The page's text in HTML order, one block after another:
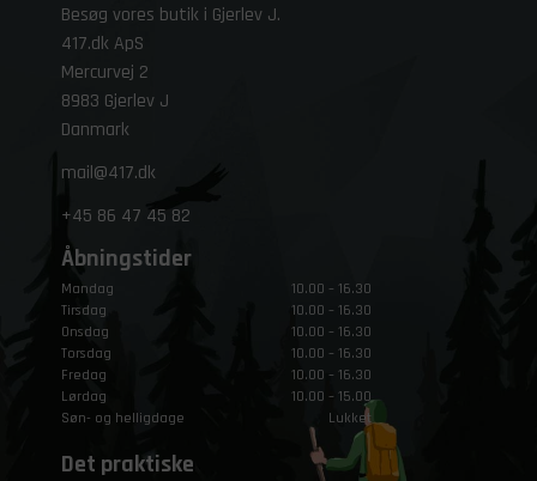
Besøg vores butik i Gjerlev J.
417.dk ApS
Mercurvej 2
8983 Gjerlev J
Danmark
mail@417.dk
+45 86 47 45 82
Åbningstider
Mandag
10.00 – 16.30
Tirsdag
10.00 – 16.30
Onsdag
10.00 – 16.30
Torsdag
10.00 – 16.30
Fredag
10.00 – 16.30
Lørdag
10.00 – 15.00
Søn- og helligdage
Lukket
Det praktiske